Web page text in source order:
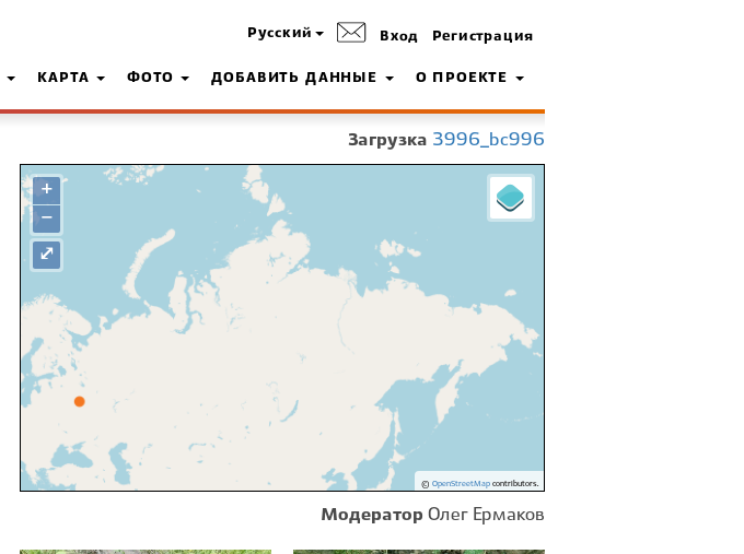
Русский Вход Регистрация
КАРТА ФОТО ДОБАВИТЬ ДАННЫЕ О ПРОЕКТЕ
Загрузка 3996_bc996
+
−
© OpenStreetMapcontributors.
⤢
Модератор Олег Ермаков